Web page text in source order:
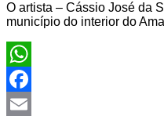
O artista – Cássio José da
município do interior do
WhatsApp
Facebook